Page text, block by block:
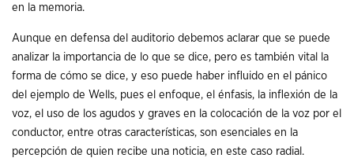
en la memoria.
Aunque en defensa del auditorio debemos aclarar que se puede
analizar la importancia de lo que se dice, pero es también vital la
forma de cómo se dice, y eso puede haber influido en el pánico
del ejemplo de Wells, pues el enfoque, el énfasis, la inflexión de la
voz, el uso de los agudos y graves en la colocación de la voz por el
conductor, entre otras características, son esenciales en la
percepción de quien recibe una noticia, en este caso radial.